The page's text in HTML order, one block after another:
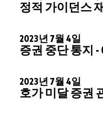
정적 가이던스
2023년 7월 4일
증권 중단 통지 -
2023년 7월 4일
호가 미달 증권